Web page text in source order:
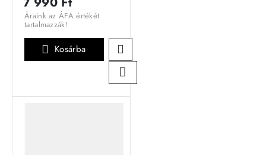
Áraink az ÁFA értékét
tartalmazzák!
Kosárba